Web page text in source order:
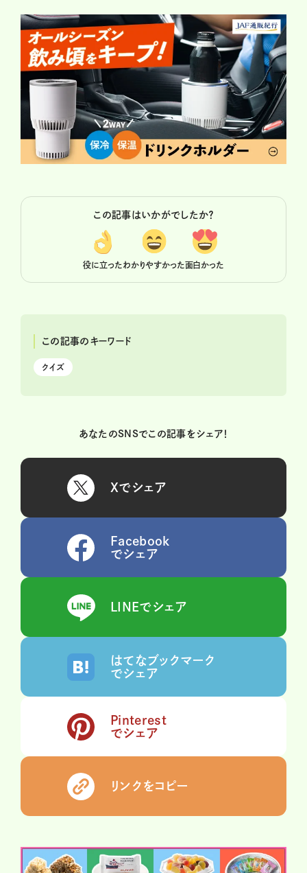
この記事はいかがでしたか？
役に立ったわかりやすかった面白かった
この記事のキーワード
クイズ
あなたのSNSでこの記事をシェア！
Xでシェア
Facebook
でシェア
LINEでシェア
はてなブックマーク
でシェア
Pinterest
でシェア
リンクをコピー